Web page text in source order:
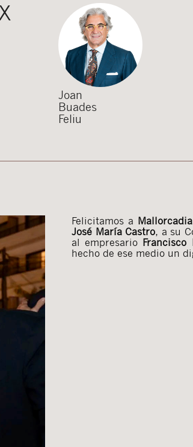
Joan
Buades
Feliu
Felicitamos a
José María Castro, a su
al empresario
hecho de ese medio un